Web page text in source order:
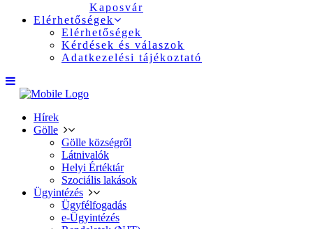
Kaposvár
Elérhetőségek
Elérhetőségek
Kérdések és válaszok
Adatkezelési tájékoztató
Hírek
Gölle
Gölle községről
Látnivalók
Helyi Értéktár
Szociális lakások
Ügyintézés
Ügyfélfogadás
e-Ügyintézés